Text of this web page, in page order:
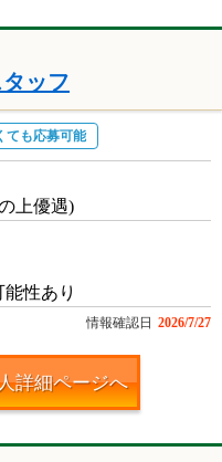
ッフ
ても応募可能
上優遇)
性あり
情報確認日 2026/7/27
詳細ページへ